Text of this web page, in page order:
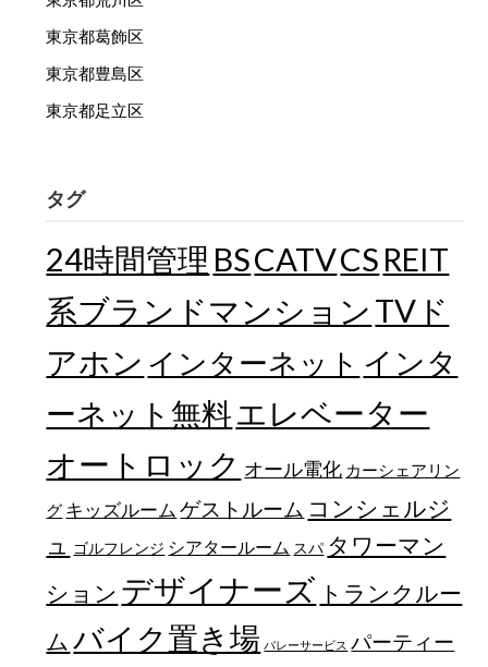
東京都葛飾区
東京都豊島区
東京都足立区
タグ
24時間管理 BSCATVCS REIT
系ブランドマンション TVド
アホン インターネット インタ
ーネット無料エレベーター
オートロック オール電化 カーシェアリン
グ キッズルーム ゲストルーム コンシェルジ
ュ
ゴルフレンジ シアタールーム スパ タワーマン
ション デザイナーズ トランクルー
ム バイク置き場 バレーサービス パーティー